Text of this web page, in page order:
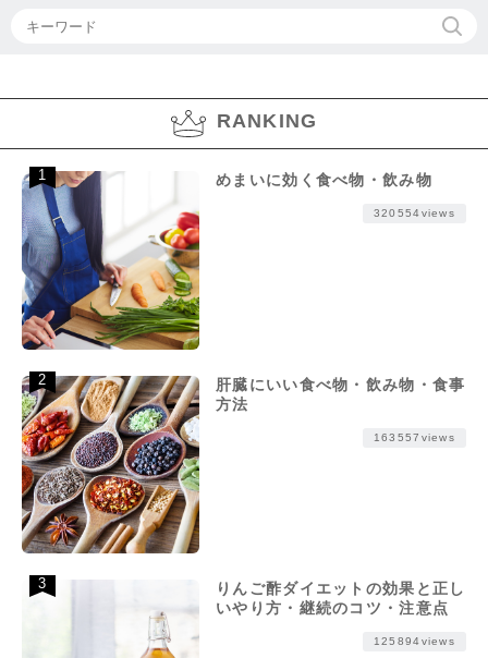
RANKING
めまいに効く食べ物・飲み物
320554views
肝臓にいい食べ物・飲み物・食事
方法
163557views
りんご酢ダイエットの効果と正し
いやり方・継続のコツ・注意点
125894views